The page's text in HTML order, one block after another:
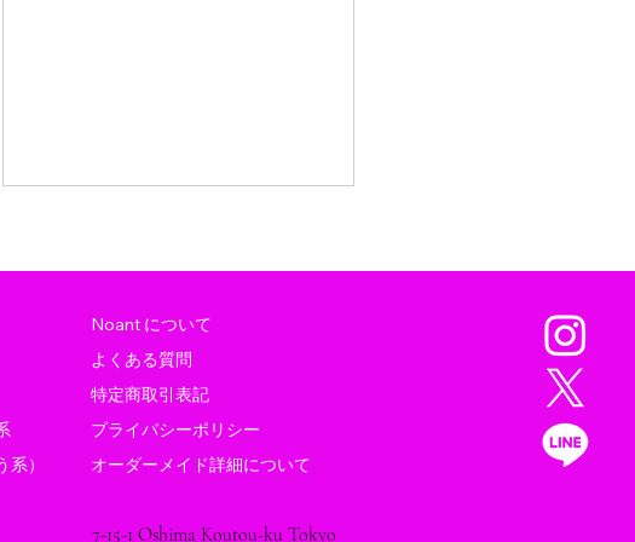
東京レプタイルズワールドに
出店します
Noant について
よくある質問
特定商取引表記
プライバシーポリシー
オーダーメイド詳細について
7-15-1 Oshima Koutou-ku Tokyo
）